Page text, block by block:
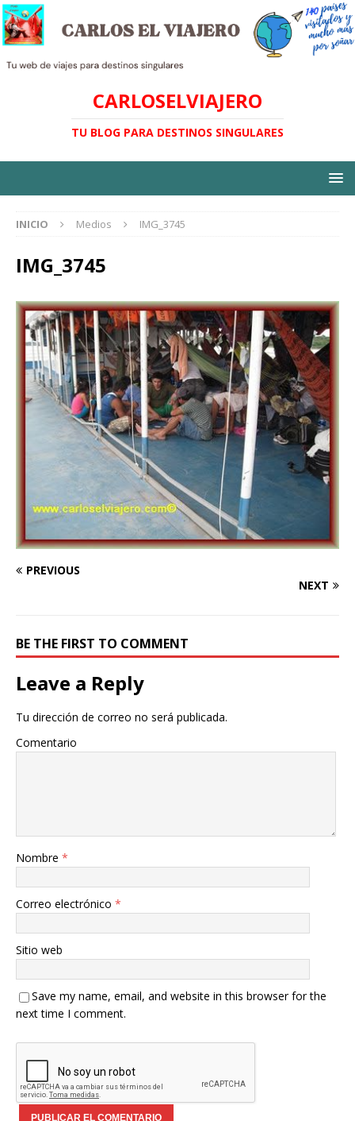
CARLOSELVIAJERO
TU BLOG PARA DESTINOS SINGULARES
INICIO Medios IMG_3745
IMG_3745
PREVIOUS
NEXT
BE THE FIRST TO COMMENT
Leave a Reply
Tu dirección de correo no será publicada.
Comentario
Nombre *
Correo electrónico *
Sitio web
Save my name, email, and website in this browser for the
next time I comment.